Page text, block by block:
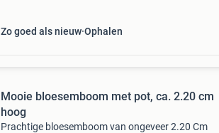
Zo goed als nieuw Ophalen
Mooie bloesemboom met pot, ca. 2.20 cm
hoog
Prachtige bloesemboom van ongeveer 2.20 Cm